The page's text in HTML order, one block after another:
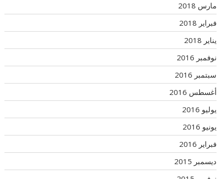
مارس 2018
فبراير 2018
يناير 2018
نوفمبر 2016
سبتمبر 2016
أغسطس 2016
يوليو 2016
يونيو 2016
فبراير 2016
ديسمبر 2015